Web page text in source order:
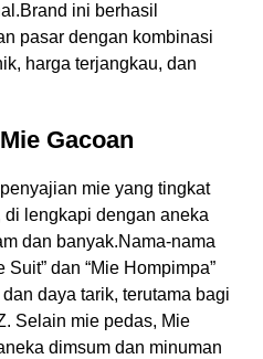
ini berhasil
pasar dengan kombinasi
harga terjangkau, dan
Gacoan
mie yang tingkat
di lengkapi dengan aneka
dan banyak.Nama-nama
dan “Mie Hompimpa”
daya tarik, terutama bagi
Selain mie pedas, Mie
dimsum dan minuman